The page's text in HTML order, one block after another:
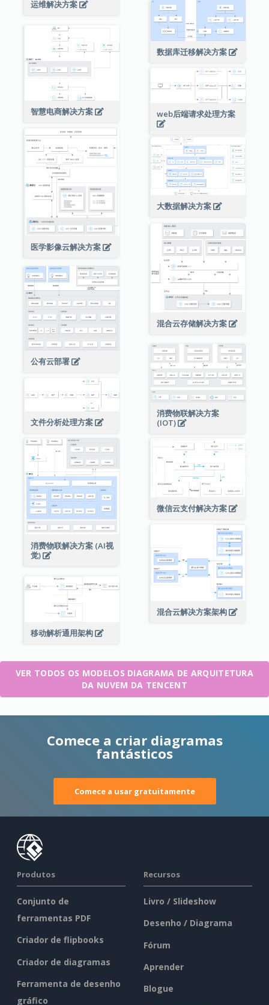
运维解决方案
数据库迁移解决方案
智慧电商解决方案 web后端请求处理方案
医学影像云解决方案
大数据解决方案
混合云存储解决方案
公有云部署
消费物联解决方案
(IOT)
文件分析处理方案
消费物联解决方案 (AI视
觉)
微信云支付解决方案
混合云解决方案架构
移动解析通用架构
VER TODOS OS MODELOS DIAGRAMA DE ARQUITETURA
DA NUVEM DA TENCENT
Comece a criar diagramas
fantásticos
Comece a usar gratuitamente
Produtos
Conjunto de
ferramentas PDF
Criador de flipbooks
Criador de diagramas
Ferramenta de desenho
gráfico
Recursos
Livro / Slideshow
Desenho / Diagrama
Fórum
Aprender
Blogue